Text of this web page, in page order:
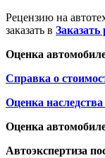
Рецензию на
заказать в Заказать
Оценка
Справка о
Оценка
Оценка
Автоэкспертиза